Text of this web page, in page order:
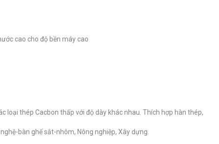
cao cho độ bền máy cao
loại thép Cacbon thấp với độ dày khác nhau. Thích hợp hàn thép,
bàn ghế sắt-nhôm, Nông nghiệp, Xây dựng.